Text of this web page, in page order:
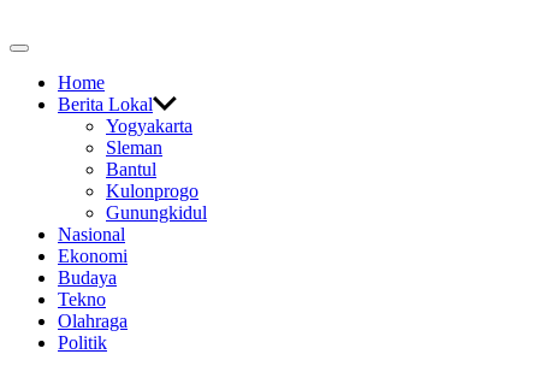
to
Off
CanvasHome
Berita Lokal
Yogyakarta
Sleman
Bantul
Kulonprogo
Gunungkidul
Nasional
Ekonomi
Budaya
Tekno
Olahraga
Politik